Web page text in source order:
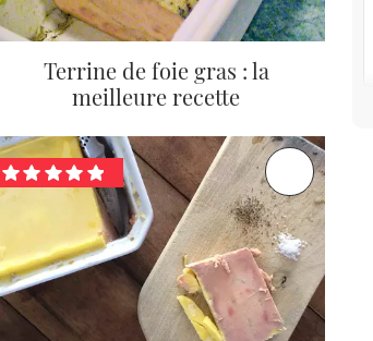
Terrine de foie gras : la
meilleure recette